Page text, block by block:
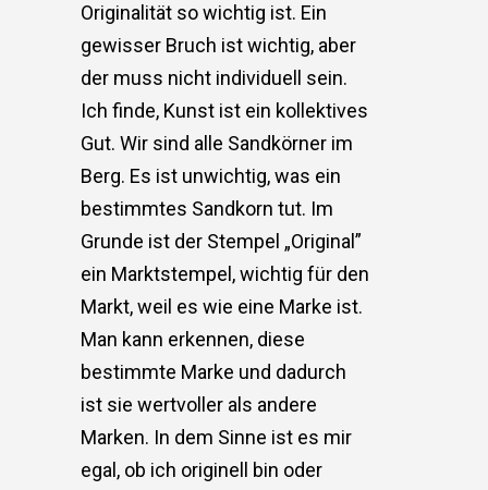
Originalität so wichtig ist. Ein
gewisser Bruch ist wichtig, aber
der muss nicht individuell sein.
Ich finde, Kunst ist ein kollektives
Gut. Wir sind alle Sandkörner im
Berg. Es ist unwichtig, was ein
bestimmtes Sandkorn tut. Im
Grunde ist der Stempel „Original”
ein Marktstempel, wichtig für den
Markt, weil es wie eine Marke ist.
Man kann erkennen, diese
bestimmte Marke und dadurch
ist sie wertvoller als andere
Marken. In dem Sinne ist es mir
egal, ob ich originell bin oder